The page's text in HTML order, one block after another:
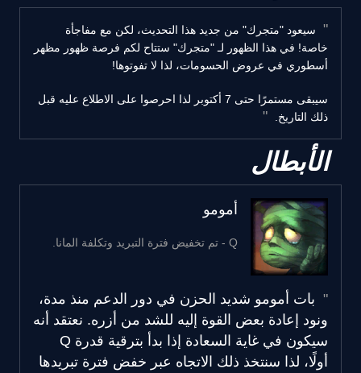
سيعود "متجرك" من جديد هذا التحديث، لكن مع مفاجأة
خاصة! في هذا الظهور لـ "متجرك" ستتاح لكم فرصة ظهور مظهر
أسطوري في عروض الحسومات، لذا لا تفوتوها!
سيبقى مستمرًا حتى 7 أكتوبر لذا احرصوا على الاطلاع عليه قبل
ذلك التاريخ.
الأبطال
أمومو
Q - تم تخفيض فترة التبريد وتكلفة المانا.
بات أمومو شديد الحزن في دور الدعم منذ مدة،
ونود إعادة بعض القوة إليه للشد من أزره. نعتقد أنه
سيكون في غاية السعادة إذا بدأ بترقية قدرة Q
أولًا، لذا سنتخذ ذلك الاتجاه عبر خفض فترة تبريدها